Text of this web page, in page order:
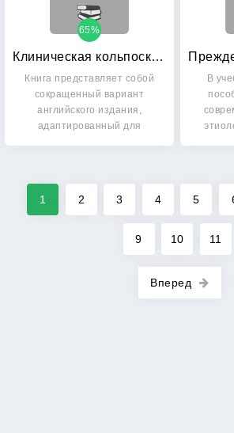
Клиническая кольпоскопия: Практическое руководство
65%
Книга представляет собой
сокращенный вариант
английского издания,
адаптированный для
В
1 2 3 4 5
9 10 11
Вперед